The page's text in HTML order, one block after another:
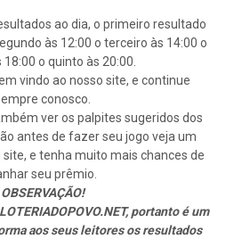
ao dia, o primeiro resultado
às 12:00 o terceiro às 14:00 o
18:00 o quinto às 20:00.
vindo ao nosso site, e continue
conosco.
ver os palpites sugeridos dos
antes de fazer seu jogo veja um
e tenha muito mais chances de
seu prêmio.
OBSERVAÇÃO!
portanto é um
aos seus leitores os resultados